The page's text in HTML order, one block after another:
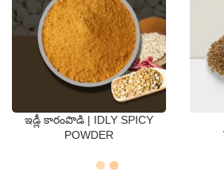
QTY
ఇడ్లీ కారంపొడి | IDLY SPICY
POWDER